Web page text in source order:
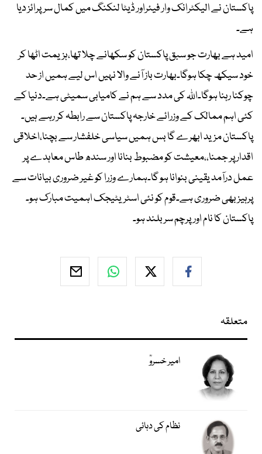
پاکستان نے الیکٹرانک وار فیئراور ڈیٹا لنکنگ میں کمال سرپرائز دیا
ہے۔
امید ہے بھارت جو سبق پاکستان کو سکھانے چلا تھا،ہزیمت اٹھا کر
خود سیکھ چکا ہوگا۔بھارت باز آنے والا نہیں اس لیے ہمیں از حد
چوکنا رہنا ہوگا۔اﷲ کی مدد سے ہم نے کامیابی سمیٹی ہے۔دنیا کے
کئی اہم ممالک کے وزرائے خارجہ پاکستان سے رابطہ کر رہے ہیں۔
پاکستان مزید ابھرے گا بس ہمیں سیاسی خلفشار سے بچنا،اخلاقی
اقدار پر جمنا،،معیشت کو مضبوط بنانا اور سندھ طاس معاہدے پر
عمل درآمد یقینی بنوانا ہو گا۔ہمارے وزرا کو غیر ضروری بیانات سے
پرہیز بھی ضروری ہے۔قوم کو نئی اسٹریٹیجک اہمیت مبارک ہو۔
پاکستان کا نام اورپرچم سر بلند ہو۔
متعلقہ
امیر خسروؒ
نظام کی دہائی